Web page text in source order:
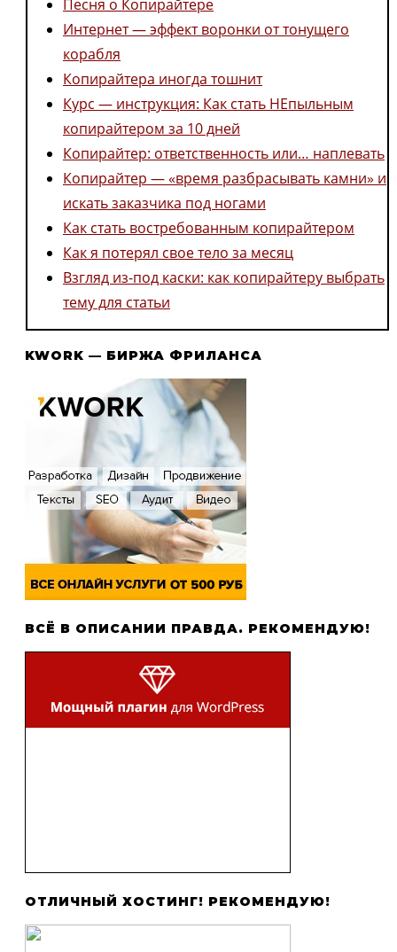
Песня о Копирайтере
Интернет — эффект воронки от тонущего
корабля
Копирайтера иногда тошнит
Курс — инструкция: Как стать НЕпыльным
копирайтером за 10 дней
Копирайтер: ответственность или… наплевать
Копирайтер — «время разбрасывать камни» и
искать заказчика под ногами
Как стать востребованным копирайтером
Как я потерял свое тело за месяц
Взгляд из-под каски: как копирайтеру выбрать
тему для статьи
KWORK — БИРЖА ФРИЛАНСА
ВСЁ В ОПИСАНИИ ПРАВДА. РЕКОМЕНДУЮ!
ОТЛИЧНЫЙ ХОСТИНГ! РЕКОМЕНДУЮ!